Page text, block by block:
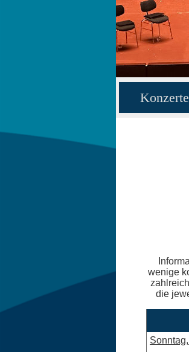
Konzerte
wenige
die